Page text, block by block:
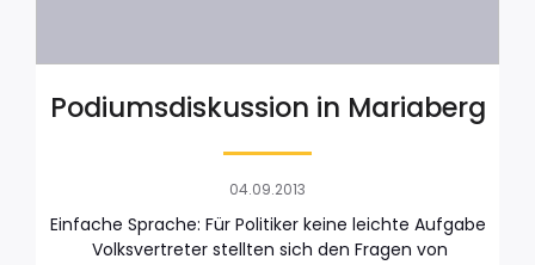
Podiumsdiskussion in Mariaberg
04.09.2013
Einfache Sprache: Für Politiker keine leichte Aufgabe
Volksvertreter stellten sich den Fragen von